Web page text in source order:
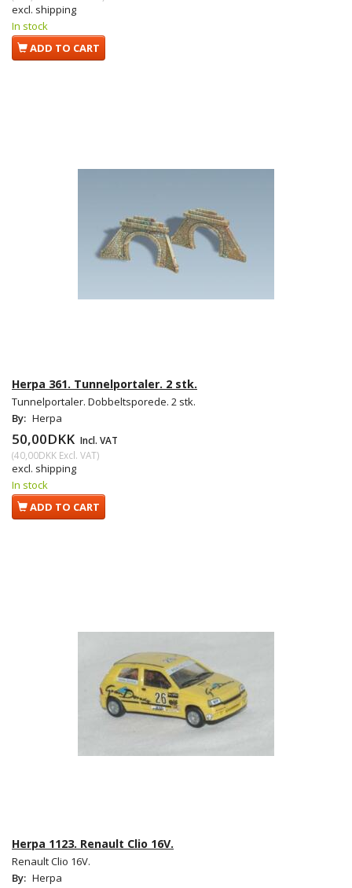
excl. shipping
In stock
ADD TO CART
Herpa 361. Tunnelportaler. 2 stk.
Tunnelportaler. Dobbeltsporede. 2 stk.
By: Herpa
50,00DKK Incl. VAT
(40,00DKK Excl. VAT)
excl. shipping
In stock
ADD TO CART
Herpa 1123. Renault Clio 16V.
Renault Clio 16V.
By: Herpa